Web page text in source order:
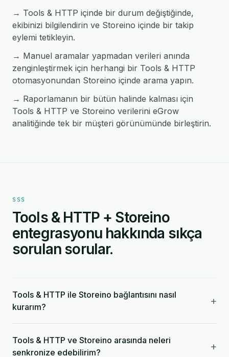
→ Tools & HTTP içinde bir durum değiştiğinde,
ekibinizi bilgilendirin ve Storeino içinde bir takip
eylemi tetikleyin.
→ Manuel aramalar yapmadan verileri anında
zenginleştirmek için herhangi bir Tools & HTTP
otomasyonundan Storeino içinde arama yapın.
→ Raporlamanın bir bütün halinde kalması için
Tools & HTTP ve Storeino verilerini eGrow
analitiğinde tek bir müşteri görünümünde birleştirin.
SSS
Tools & HTTP + Storeino
entegrasyonu hakkında sıkça
sorulan sorular.
Tools & HTTP ile Storeino bağlantısını nasıl
kurarım?
+
Tools & HTTP ve Storeino arasında neleri
senkronize edebilirim?
+